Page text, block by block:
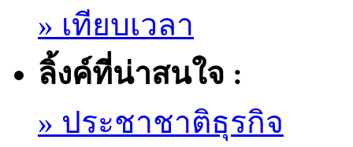
» เทียบเวลา
ลิ้งค์ที่น่าสนใจ :
» ประชาชาติธุรกิจ